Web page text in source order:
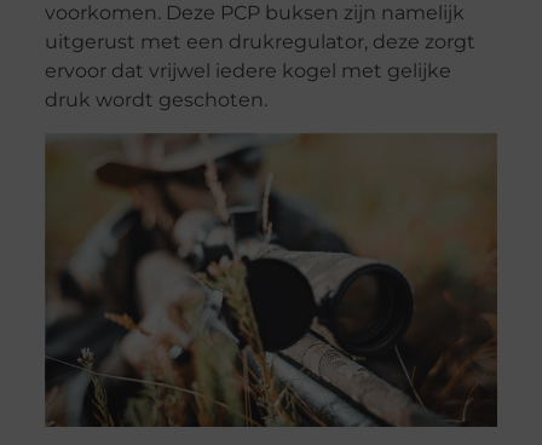
voorkomen. Deze PCP buksen zijn namelijk
uitgerust met een drukregulator, deze zorgt
ervoor dat vrijwel iedere kogel met gelijke
druk wordt geschoten.